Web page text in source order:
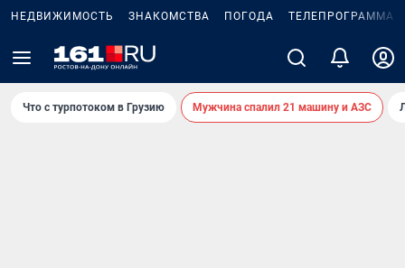
НЕДВИЖИМОСТЬ ЗНАКОМСТВА ПОГОДА ТЕЛЕПРОГРАММА
Что с турпотоком в Грузию Мужчина спалил 21 машину и АЗС